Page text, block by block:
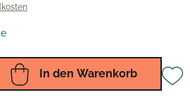
In den Warenkorb